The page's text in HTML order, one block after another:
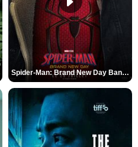
Spider-Man: Brand New Day Bande-annonce (3) VO STFR